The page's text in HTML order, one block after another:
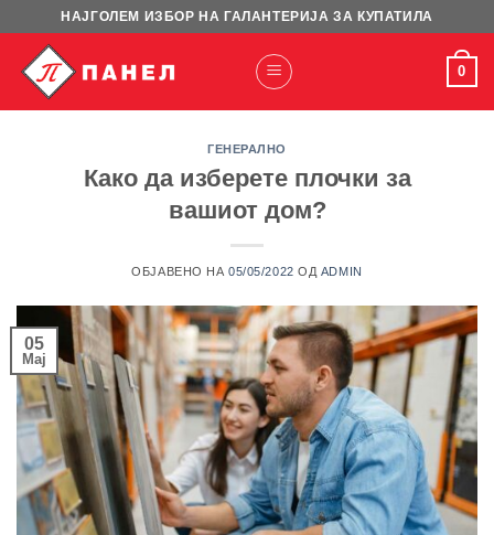
content
НАЈГОЛЕМ ИЗБОР НА ГАЛАНТЕРИЈА ЗА КУПАТИЛА
0
ГЕНЕРАЛНО
Како да изберете плочки за
вашиот дом?
ОБЈАВЕНО НА05/05/2022 ОД ADMIN
05
Мај